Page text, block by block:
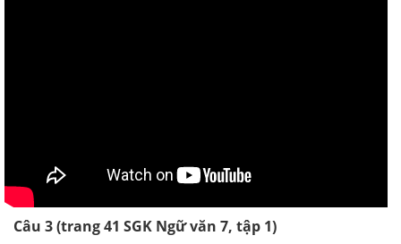
Câu 3 (trang 41 SGK Ngữ văn 7, tập 1)